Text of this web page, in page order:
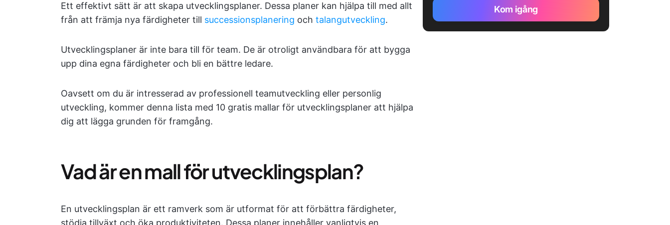
Ett effektivt sätt är att skapa utvecklingsplaner. Dessa planer kan hjälpa till med allt
från att främja nya färdigheter till successionsplanering och talangutveckling.
Utvecklingsplaner är inte bara till för team. De är otroligt användbara för att bygga
upp dina egna färdigheter och bli en bättre ledare.
Oavsett om du är intresserad av professionell teamutveckling eller personlig
utveckling, kommer denna lista med 10 gratis mallar för utvecklingsplaner att hjälpa
dig att lägga grunden för framgång.
Vad är en mall för utvecklingsplan?
En utvecklingsplan är ett ramverk som är utformat för att förbättra färdigheter,
stödja tillväxt och öka produktiviteten. Dessa planer innehåller vanligtvis en
Kom igång